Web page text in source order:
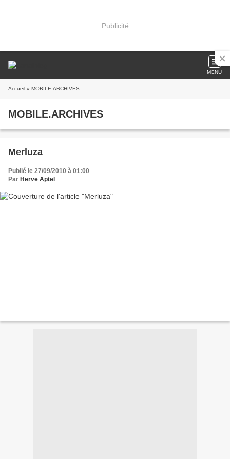
Publicité
MENU
Accueil » MOBILE.ARCHIVES
MOBILE.ARCHIVES
Merluza
Publié le 27/09/2010 à 01:00
Par Herve Aptel